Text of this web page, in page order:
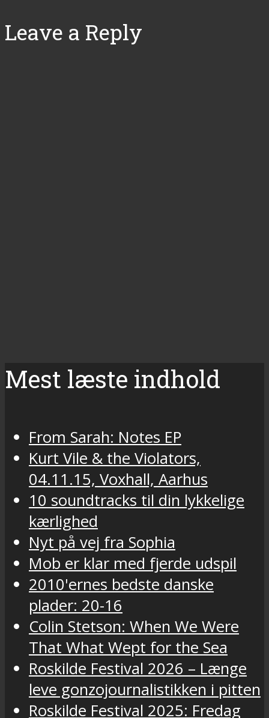
Leave a Reply
Mest læste indhold
From Sarah: Notes EP
Kurt Vile & the Violators,
04.11.15, Voxhall, Aarhus
10 soundtracks til din lykkelige
kærlighed
Nyt på vej fra Sophia
Mob er klar med fjerde udspil
2010'ernes bedste danske
plader: 20-16
Colin Stetson: When We Were
That What Wept for the Sea
Roskilde Festival 2026 – Længe
leve gonzojournalistikken i pitten
Roskilde Festival 2025: Fredag